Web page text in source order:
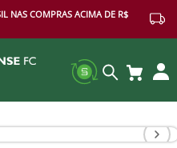
NAS COMPRAS ACIMA DE R$